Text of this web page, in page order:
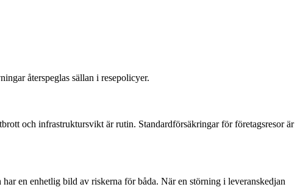
återspeglas sällan i resepolicyer.
och infrastruktursvikt är rutin. Standardförsäkringar för företagsresor är
en enhetlig bild av riskerna för båda. När en störning i leveranskedjan